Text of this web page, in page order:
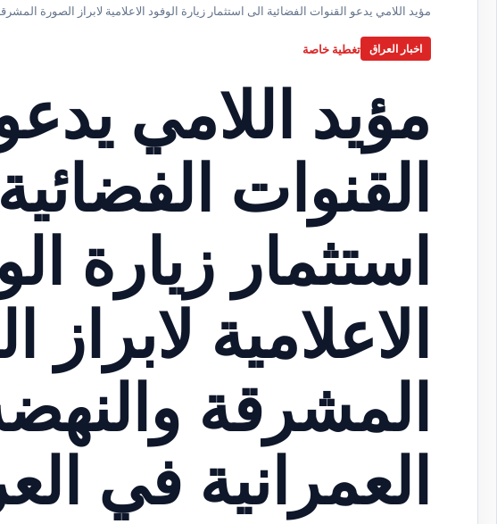
مؤيد اللامي يدعو القنوات الفضائية الى استثمار زيارة الوفود الاعلامية لابراز الصورة
اخبار العراق تغطية خاصة
مؤيد اللامي
القنوات
استثمار زيارة
الاعلامية لابراز
المشرقة
العمرانية في